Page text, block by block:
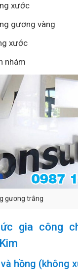
xước
gương vàng
xước
nhám
gương trắng
gia công
hồng (không